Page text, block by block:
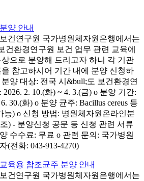
양 안내
건연구원 국가병원체자원은행에서는
건환경연구원 보건 업무 관련 교육에
으로 분양해 드리고자 하니 각 기관
참고하시어 기간 내에 분양 신청하
양 대상: 전국 시&bull;도 보건환경연
2. 10.(화) ~ 4. 3.(금) o 분양 기간:
30.(화) o 분양 균주: Bacillus cereus 등
능) o 신청 방법: 병원체자원온라인분
) - 분양신청 공문 등 신청 관련 서류
수수료: 무료 o 관련 문의: 국가병원
(전화: 043-913-4270)
육용 참조균주 분양 안내
건연구원 국가병원체자원은행에서는